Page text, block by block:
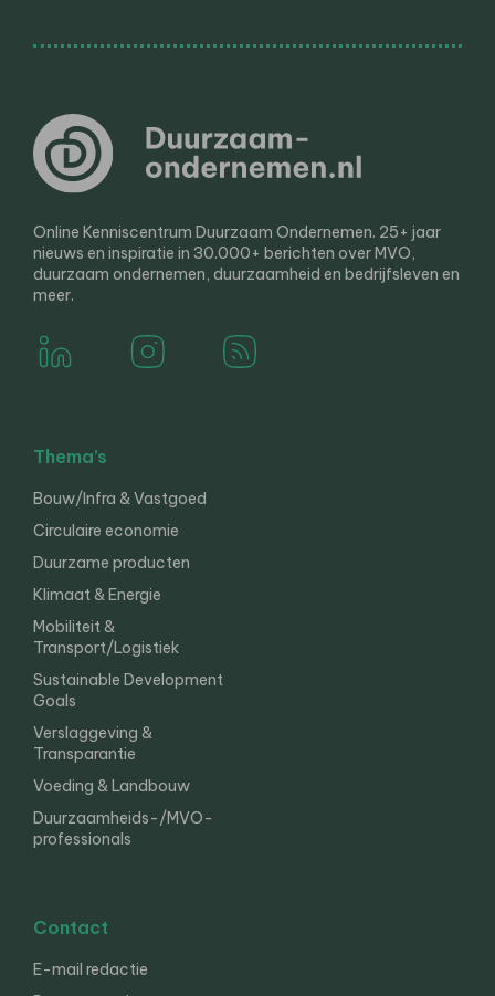
Online Kenniscentrum Duurzaam Ondernemen. 25+ jaar
nieuws en inspiratie in 30.000+ berichten over MVO,
duurzaam ondernemen, duurzaamheid en bedrijfsleven en
meer.
Thema’s
Bouw/Infra & Vastgoed
Circulaire economie
Duurzame producten
Klimaat & Energie
Mobiliteit &
Transport/Logistiek
Sustainable Development
Goals
Verslaggeving &
Transparantie
Voeding & Landbouw
Duurzaamheids-/MVO-
professionals
Contact
E-mail redactie